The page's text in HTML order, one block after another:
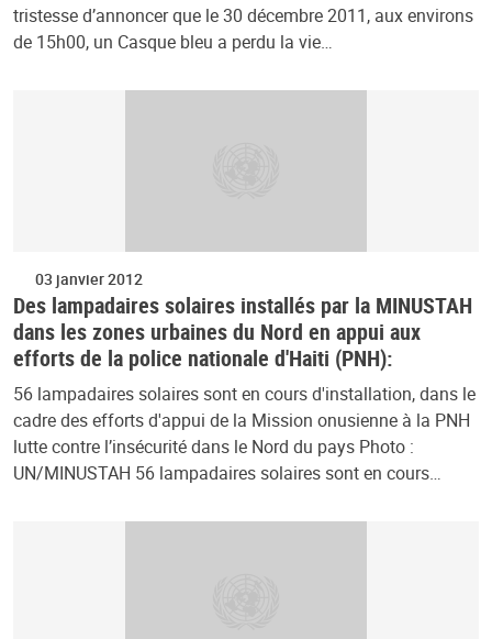
tristesse d’annoncer que le 30 décembre 2011, aux environs
de 15h00, un Casque bleu a perdu la vie…
03 janvier 2012
Des lampadaires solaires installés par la MINUSTAH
dans les zones urbaines du Nord en appui aux
efforts de la police nationale d'Haiti (PNH):
56 lampadaires solaires sont en cours d'installation, dans le
cadre des efforts d'appui de la Mission onusienne à la PNH
lutte contre l’insécurité dans le Nord du pays Photo :
UN/MINUSTAH 56 lampadaires solaires sont en cours…